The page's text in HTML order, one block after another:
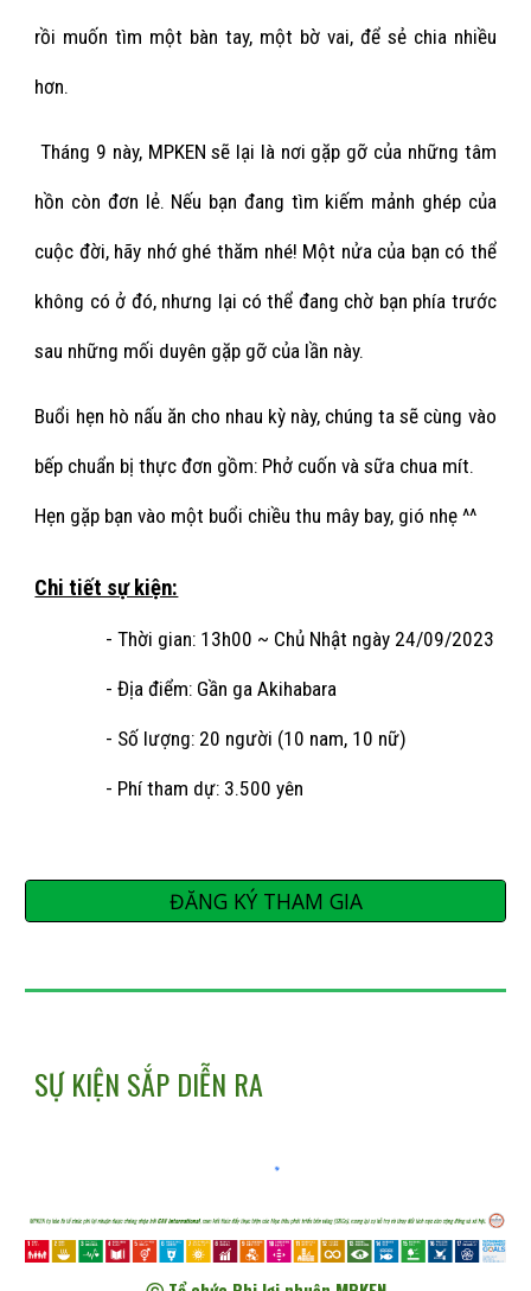
rồi muốn tìm một bàn tay, một bờ vai, để sẻ chia nhiều
hơn.
Tháng 9 này, MPKEN sẽ lại là nơi gặp gỡ của những tâm
hồn còn đơn lẻ. Nếu bạn đang tìm kiếm mảnh ghép của
cuộc đời, hãy nhớ ghé thăm nhé! Một nửa của bạn có thể
không có ở đó, nhưng lại có thể đang chờ bạn phía trước
sau những mối duyên gặp gỡ của lần này.
Buổi hẹn hò nấu ăn cho nhau kỳ này, chúng ta sẽ cùng vào
bếp chuẩn bị thực đơn gồm: Phở cuốn và sữa chua mít.
Hẹn gặp bạn vào một buổi chiều thu mây bay, gió nhẹ ^^
Chi tiết sự kiện:
- Thời gian: 13h00 ~ Chủ Nhật ngày 24/09/2023
- Địa điểm: Gần ga Akihabara
- Số lượng: 20 người (1 0 nam, 1 0 nữ)
- Phí tham dự: 3.500 yên
ĐĂNG KÝ THAM GIA
SỰ KIỆN SẮP DIỄN RA